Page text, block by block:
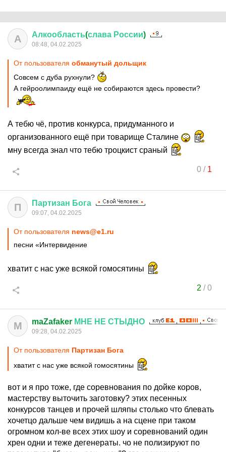
А Алкообласть(слава России)
08:48, 04.02.2025
От пользователя обманутый дольщик
Совсем с дуба рухнули?
А гейроолимпаиду ещё не собираются здесь провести?
А тебю чё, против конкурса, придуманного и
организованного ещё при товарище Сталине
мну всегда знал что тебю троцкист сраный
0/ 1
П Партизан Бога
09:07, 04.02.2025
От пользователя news@e1.ru
песни «Интервидение
хватит с нас уже всякой гомосятины
2 /0
M maZafaker МНЕ НЕ СТЫДНО
09:28, 04.02.2025
От пользователя Партизан Бога
хватит с нас уже всякой гомосятины
вот и я про тоже, где соревнования по дойке коров,
мастерству выточить заготовку? этих песенных
конкурсов танцев и прочей шляпы столько что блевать
хочетцо дальше чем видишь а на сцене при таком
огромном кол-ве всех этих шоу и соревнований один
хрен одни и теже дегенераты. чо не полизируют по